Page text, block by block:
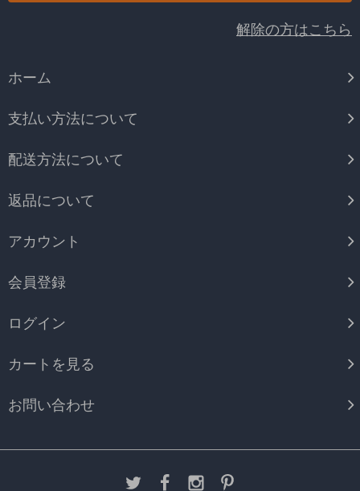
解除の方はこちら
ホーム
支払い方法について
配送方法について
返品について
アカウント
会員登録
ログイン
カートを見る
お問い合わせ